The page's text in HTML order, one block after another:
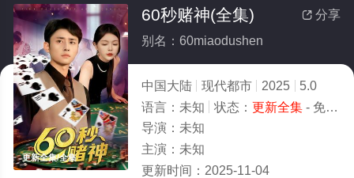
更新全集/全集
 分享
60秒赌神(全集)
别名：60miaodushen
中国大陆 现代都市 2025
5.0
语言： 未知 状态： 更新全集- 免费在线观看
导演： 未知
主演： 未知
更新时间： 2025-11-04